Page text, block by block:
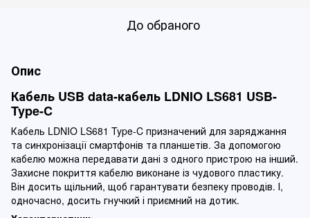
До обраного
Опис
Кабель USB data-кабель LDNIO LS681 USB-
Type-C
Кабель LDNIO LS681 Type-C призначений для заряджання
та синхронізації смартфонів та планшетів. За допомогою
кабелю можна передавати дані з одного пристрою на інший.
Захисне покриття кабелю виконане із чудового пластику.
Він досить щільний, щоб гарантувати безпеку проводів. І,
одночасно, досить гнучкий і приємний на дотик.